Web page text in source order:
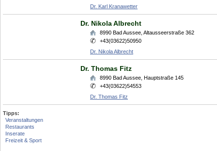
Dr. Karl Kranawetter
Dr. Nikola Albrecht
8990 Bad Aussee Altausseerstraße 362
+43(03622)50950
Dr. Nikola Albrecht
Dr. Thomas Fitz
8990 Bad Aussee Hauptstraße 145
+43(03622)54553
Dr. Thomas Fitz
Tipps:
Veranstaltungen
Restaurants
Inserate
Freizeit & Sport